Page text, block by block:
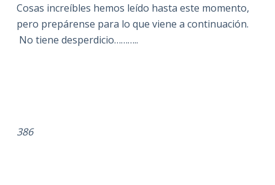
Cosas increíbles hemos leído hasta este momento,
pero prepárense para lo que viene a continuación.
No tiene desperdicio………..
386